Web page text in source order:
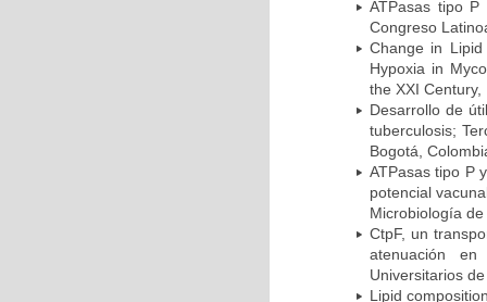
ATPasas tipo P
Congreso
Change in
Hypoxia in
the XXI
Desarrollo de
tuberculosis;
Bogotá,
ATPasas tipo P
potencial
Microbiología
CtpF, un
atenuación
Universitarios
Lipid